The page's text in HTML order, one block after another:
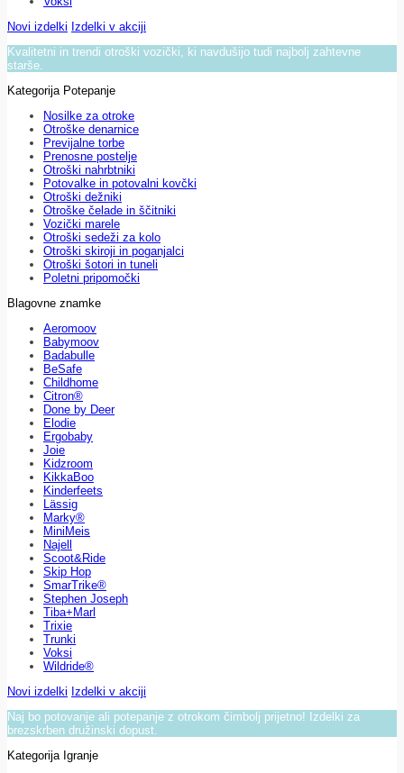
Novi izdelki Izdelki v akciji
Kvalitetni in trendi otroški vozički, ki navdušijo tudi najbolj zahtevne
starše.
Kategorija Potepanje
Nosilke za otroke
Otroške denarnice
Previjalne torbe
Prenosne postelje
Otroški nahrbtniki
Potovalke in potovalni kovčki
Otroški dežniki
Otroške čelade in ščitniki
Vozički marele
Otroški sedeži za kolo
Otroški skiroji in poganjalci
Otroški šotori in tuneli
Poletni pripomočki
Blagovne znamke
Aeromoov
Babymoov
Badabulle
BeSafe
Childhome
Citron®
Done by Deer
Elodie
Ergobaby
Joie
Kidzroom
KikkaBoo
Kinderfeets
Lässig
Marky®
MiniMeis
Najell
Scoot&Ride
Skip Hop
SmarTrike®
Stephen Joseph
Tiba+Marl
Trixie
Trunki
Voksi
Wildride®
Novi izdelki Izdelki v akciji
Naj bo potovanje ali potepanje z otrokom čimbolj prijetno! Izdelki za
brezskrben družinski dopust.
Kategorija Igranje